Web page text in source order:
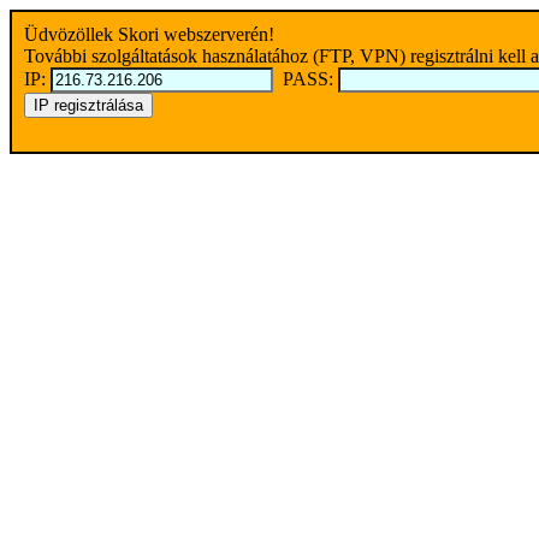
Üdvözöllek Skori webszerverén!
További szolgáltatások használatához (FTP, VPN) regisztrálni kell
IP:
PASS: